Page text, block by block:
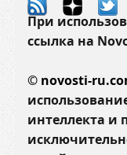
При
ссылка на
© novosti-
интеллекта и